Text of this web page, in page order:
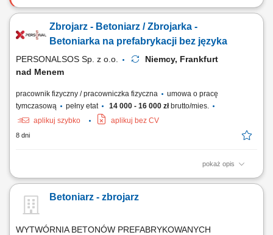
Zakres obowiązków: Wykonywanie prac w zakresie montażu zbrojenia;
Zbrojarz - Betoniarz / Zbrojarka -
Betoniarka na prefabrykacji bez języka
PERSONALSOS Sp. z o.o.
Niemcy, Frankfurt
nad Menem
pracownik fizyczny / pracowniczka fizyczna
umowa o pracę
tymczasową
pełny etat 14 000 - 16 000 złbrutto/mies.
aplikuj szybko
aplikuj bez CV
8 dni
pokaż opis
Zakres obowiązków: Wykonywanie zbrojeń (cięcie, gięcie, wiązanie
zbrojeń w formach prefabrykacyjnych; Przygotowywanie form oraz
niezbędnych elementów do betonowania; Udział w procesie
Betoniarz - zbrojarz
WYTWÓRNIA BETONÓW PREFABRYKOWANYCH